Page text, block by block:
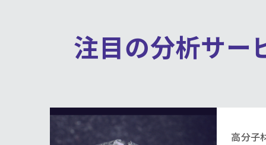
注目の分析サー
高分子